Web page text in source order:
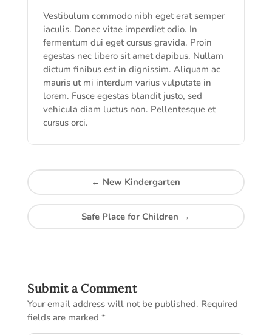
Vestibulum commodo nibh eget erat semper
iaculis. Donec vitae imperdiet odio. In
fermentum dui eget cursus gravida. Proin
egestas nec libero sit amet dapibus. Nullam
dictum finibus est in dignissim. Aliquam ac
mauris ut mi interdum varius vulputate in
lorem. Fusce egestas blandit justo, sed
vehicula diam luctus non. Pellentesque et
cursus orci.
← New Kindergarten
Safe Place for Children →
Submit a Comment
Your email address will not be published. Required
fields are marked *